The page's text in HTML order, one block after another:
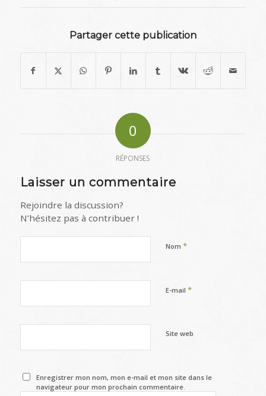
Partager cette publication
0
RÉPONSES
Laisser un commentaire
Rejoindre la discussion?
N’hésitez pas à contribuer !
Nom *
E-mail *
Site web
Enregistrer mon nom, mon e-mail et mon site dans le
navigateur pour mon prochain commentaire.